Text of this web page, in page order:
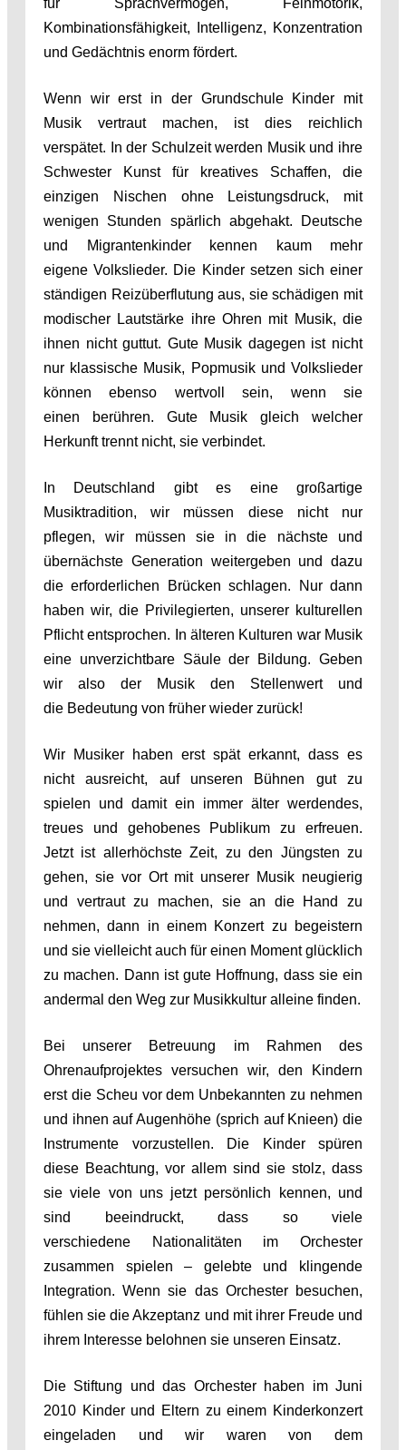
Kombinationsfähigkeit, Intelligenz, Konzentration
und Gedächtnis enorm fördert.
Wenn wir erst in der Grundschule Kinder mit
Musik vertraut machen, ist dies reichlich
verspätet. In der Schulzeit werden Musik und ihre
Schwester Kunst für kreatives Schaffen, die
einzigen Nischen ohne Leistungsdruck, mit
wenigen Stunden spärlich abgehakt. Deutsche
und Migrantenkinder kennen kaum mehr
eigene Volkslieder. Die Kinder setzen sich einer
ständigen Reizüberflutung aus, sie schädigen mit
modischer Lautstärke ihre Ohren mit Musik, die
ihnen nicht guttut. Gute Musik dagegen ist nicht
nur klassische Musik, Popmusik und Volkslieder
können ebenso wertvoll sein, wenn sie
einen berühren. Gute Musik gleich welcher
Herkunft trennt nicht, sie verbindet.
In Deutschland gibt es eine großartige
Musiktradition, wir müssen diese nicht nur
pflegen, wir müssen sie in die nächste und
übernächste Generation weitergeben und dazu
die erforderlichen Brücken schlagen. Nur dann
haben wir, die Privilegierten, unserer kulturellen
Pflicht entsprochen. In älteren Kulturen war Musik
eine unverzichtbare Säule der Bildung. Geben
wir also der Musik den Stellenwert und
die Bedeutung von früher wieder zurück!
Wir Musiker haben erst spät erkannt, dass es
nicht ausreicht, auf unseren Bühnen gut zu
spielen und damit ein immer älter werdendes,
treues und gehobenes Publikum zu erfreuen.
Jetzt ist allerhöchste Zeit, zu den Jüngsten zu
gehen, sie vor Ort mit unserer Musik neugierig
und vertraut zu machen, sie an die Hand zu
nehmen, dann in einem Konzert zu begeistern
und sie vielleicht auch für einen Moment glücklich
zu machen. Dann ist gute Hoffnung, dass sie ein
andermal den Weg zur Musikkultur alleine finden.
Bei unserer Betreuung im Rahmen des
Ohrenaufprojektes versuchen wir, den Kindern
erst die Scheu vor dem Unbekannten zu nehmen
und ihnen auf Augenhöhe (sprich auf Knieen) die
Instrumente vorzustellen. Die Kinder spüren
diese Beachtung, vor allem sind sie stolz, dass
sie viele von uns jetzt persönlich kennen, und
sind beeindruckt, dass so viele
verschiedene Nationalitäten im Orchester
zusammen spielen – gelebte und klingende
Integration. Wenn sie das Orchester besuchen,
fühlen sie die Akzeptanz und mit ihrer Freude und
ihrem Interesse belohnen sie unseren Einsatz.
Die Stiftung und das Orchester haben im Juni
2010 Kinder und Eltern zu einem Kinderkonzert
eingeladen und wir waren von dem